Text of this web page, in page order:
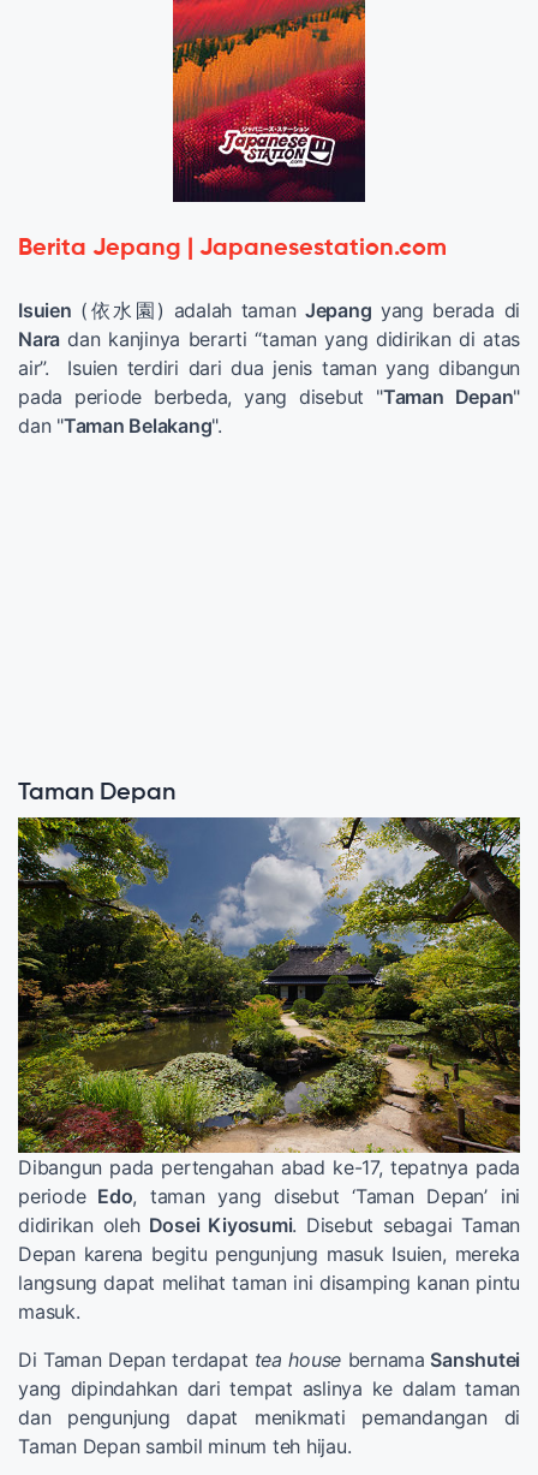
Berita Jepang | Japanesestation.com
Isuien (依水園) adalah taman Jepang yang berada di
Nara dan kanjinya berarti “taman yang didirikan di atas
air”. Isuien terdiri dari dua jenis taman yang dibangun
pada periode berbeda, yang disebut "Taman Depan"
dan "Taman Belakang".
Taman Depan
Dibangun pada pertengahan abad ke-17, tepatnya pada
periodeEdo, taman yang disebut ‘Taman Depan’ ini
didirikan olehDosei Kiyosumi. Disebut sebagai Taman
Depan karena begitu pengunjung masuk Isuien, mereka
langsung dapat melihat taman ini disamping kanan pintu
masuk.
Di Taman Depan terdapat tea house bernama Sanshutei
yang dipindahkan dari tempat aslinya ke dalam taman
dan pengunjung dapat menikmati pemandangan di
Taman Depan sambil minum teh hijau.